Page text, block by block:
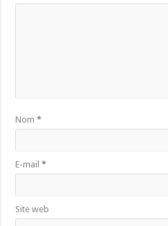
Nom*
E-mail*
Site web